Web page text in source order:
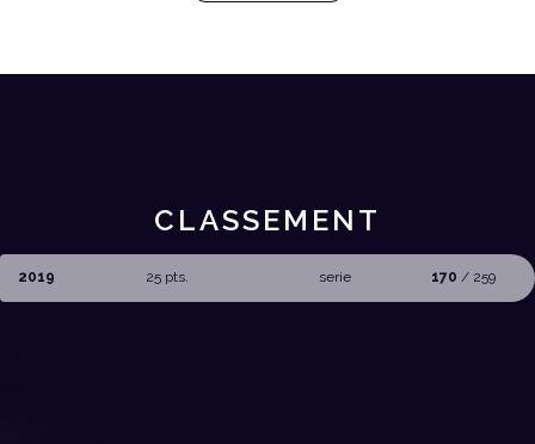
CLASSEMENT
2019 25 pts. serie 170 / 259